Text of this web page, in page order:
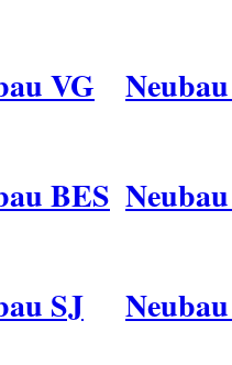
VG
BES
SJ